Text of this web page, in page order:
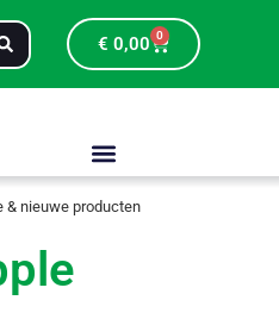
€ 0,00 0
& nieuwe producten